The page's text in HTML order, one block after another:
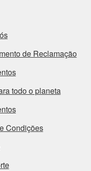
de Reclamação
todo o planeta
Condições